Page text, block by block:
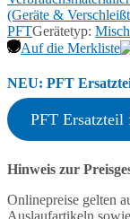
AG,
35
V-
Teil
25
V-
Teil
00761886
(Geräte &
PFTGerätetyp:
Auf die Merkliste
NEU: PFT
PFT Ersatzteil
Hinweis zur
Onlinepreise gelten